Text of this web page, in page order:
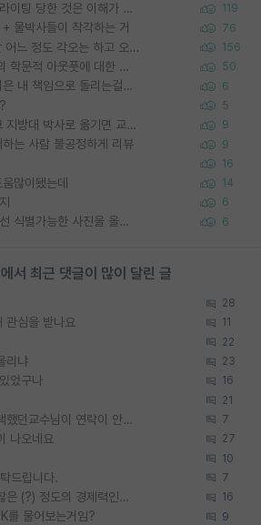
대학원생들 교수에게 가스라이팅 당한 것은 이해가 갑니다. 안타깝네요. 119
물박사들이 착각하는 거 76
석사입학예정생 분들! 제발 어느 정도 각오는 하고 오세요. 156
포스텍 억까에 대해 (동문의 학문적 아웃풋에 대한 반박) 50
왜 후배가 못하는걸 교수님은 내 책임으로 돌리는걸까요? 6
5
SSH 박사과정을 그만두고 지방대 박사로 옮기면 교수의 꿈은 끝일까요? 9
는 사람 불공정하게 리뷰 9
16
많이됐는데 14
6
정보보안 연구하는 입장에선 식별가능한 사진을 올리는건 비추이긴함 6
서 최근 댓글이 많이 달린 글
28
관심을 받나요 11
22
리냐 23
었구나 16
21
석박사 과정 합격하고, 컨택했던교수님이 연락이 안됩니다... 7
나오네요 27
10
드립니다. 7
박사진학하기에 2억은 괜찮은 (?) 정도의 경제력인가요 16
를 물어보는거임? 9